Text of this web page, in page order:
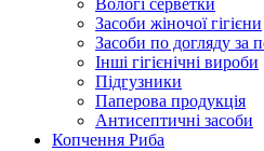
Вологi серветки
Засоби жіночої гігієни
Засоби по догляду за
Інші гігієнічні вироби
Підгузники
Паперова продукція
Антисептичні засоби
Копчення Риба